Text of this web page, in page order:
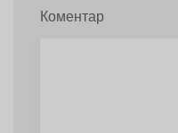
Коментар